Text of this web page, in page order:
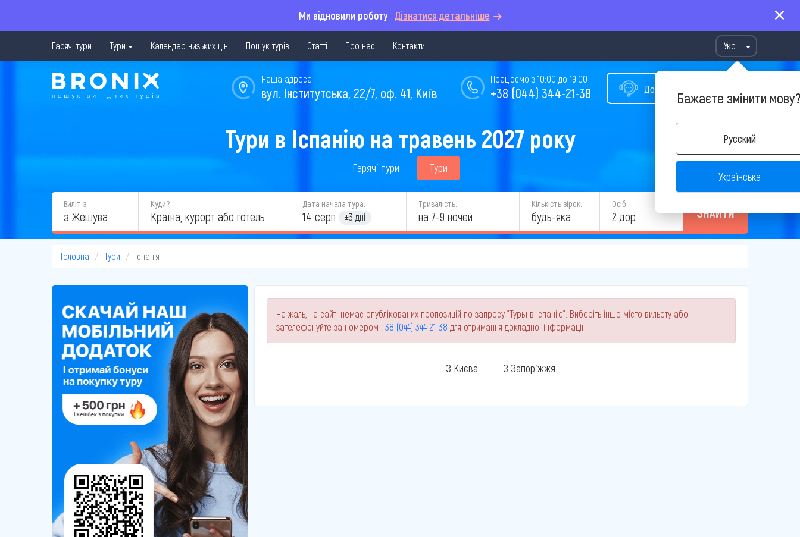
Ми відновили роботу Дізнатися детальніше
Гарячі тури Тури Календар низьких цін Пошук турів Статті Про нас Контакти Укр
Бажаєте змінити
Русский
Українська
Допомога у виборі туру
Працюємо з 10:00 до 19:00
+38 (044) 344-21-38
Наша адреса
вул. Інститутська, 22/7, оф. 41, Київ
Тури в Іспанію на травень 2027 року
Гарячі тури Тури
Виліт з
з Жешува
Куди? Дата начала тура:
14 серп ±3 дні
Тривалість:
на 7-9 ночей
Кількість зірок:
будь-яка
Осіб:
2 дор ЗНАЙТИ
Головна Тури Іспанія
На жаль, на сайті немає опублікованих пропозицій по запросу "Туры в Іспанію". Виберіть інше місто вильоту або
зателефонуйте за номером +38 (044) 344-21-38 для отримання докладної інформації
З Києва З Запоріжжя